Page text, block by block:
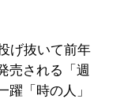
げ抜いて前年
売される「週
「時の人」